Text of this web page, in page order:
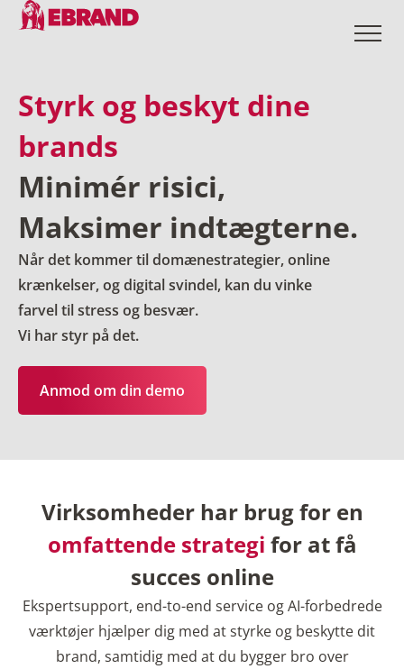
Styrk og beskyt dine
brands
Minimér risici,
Maksimer indtægterne.
Når det kommer til domænestrategier, online
krænkelser, og digital svindel, kan du vinke
farvel til stress og besvær.
Vi har styr på det.
Anmod om din demo
Virksomheder har brug for en
omfattende strategi for at få
succes online
Ekspertsupport, end-to-end service og AI-forbedrede
værktøjer hjælper dig med at styrke og beskytte dit
brand, samtidig med at du bygger bro over